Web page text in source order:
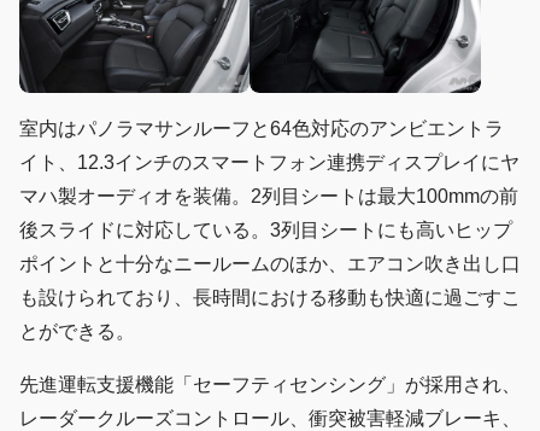
室内はパノラマサンルーフと64色対応のアンビエントラ
イト、12.3インチのスマートフォン連携ディスプレイにヤ
マハ製オーディオを装備。2列目シートは最大100mmの前
後スライドに対応している。3列目シートにも高いヒップ
ポイントと十分なニールームのほか、エアコン吹き出し口
も設けられており、長時間における移動も快適に過ごすこ
とができる。
先進運転支援機能「セーフティセンシング」が採用され、
レーダークルーズコントロール、衝突被害軽減ブレーキ、